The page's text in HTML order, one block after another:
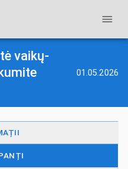
vaikų-
01.05.2026